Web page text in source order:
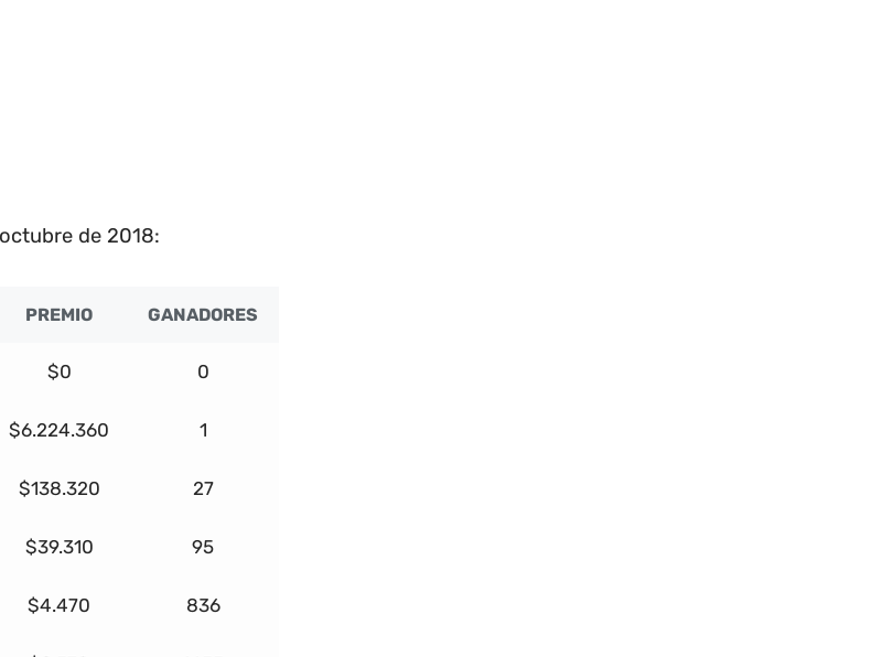
de 2018:
PREMIO GANADORES
$0 0
$6.224.360 1
$138.320 27
$39.310 95
$4.470 836